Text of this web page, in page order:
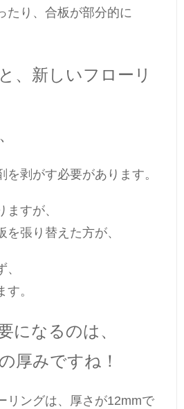
たり、合板が部分的に
、新しいフローリ
を剥がす必要があります。
すが、
張り替えた方が、
。
になるのは、
厚みですね！
リングは、厚さが12mmで